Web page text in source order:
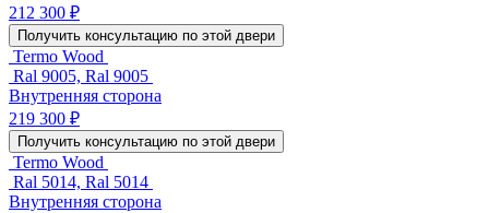
212 300 ₽
Получить консультацию по этой двери
Termo Wood
Ral 9005, Ral 9005
Внутренняя сторона
219 300 ₽
Получить консультацию по этой двери
Termo Wood
Ral 5014, Ral 5014
Внутренняя сторона